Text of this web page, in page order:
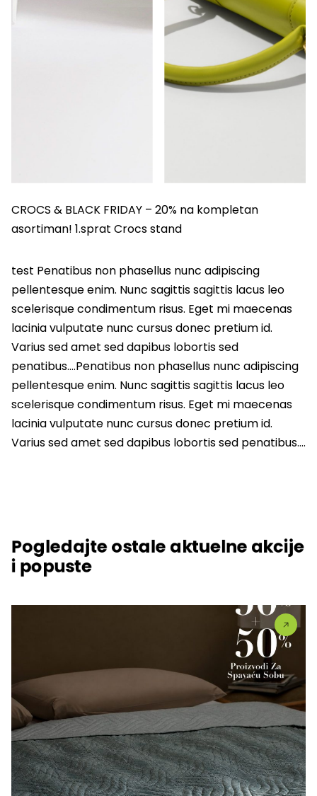
CROCS & BLACK FRIDAY – 20% na kompletan
asortiman! 1.sprat Crocs stand
test Penatibus non phasellus nunc adipiscing
pellentesque enim. Nunc sagittis sagittis lacus leo
scelerisque condimentum risus. Eget mi maecenas
lacinia vulputate nunc cursus donec pretium id.
Varius sed amet sed dapibus lobortis sed
penatibus….Penatibus non phasellus nunc adipiscing
pellentesque enim. Nunc sagittis sagittis lacus leo
scelerisque condimentum risus. Eget mi maecenas
lacinia vulputate nunc cursus donec pretium id.
Varius sed amet sed dapibus lobortis sed penatibus….
Pogledajte ostale aktuelne akcije
i popuste